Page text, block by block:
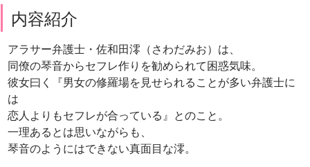
内容紹介
アラサー弁護士・佐和田澪（さわだみお）は、
同僚の琴音からセフレ作りを勧められて困惑気味。
彼女曰く『男女の修羅場を見せられることが多い弁護士に
は
恋人よりもセフレが合っている』とのこと。
一理あるとは思いながらも、
琴音のようにはできない真面目な澪。